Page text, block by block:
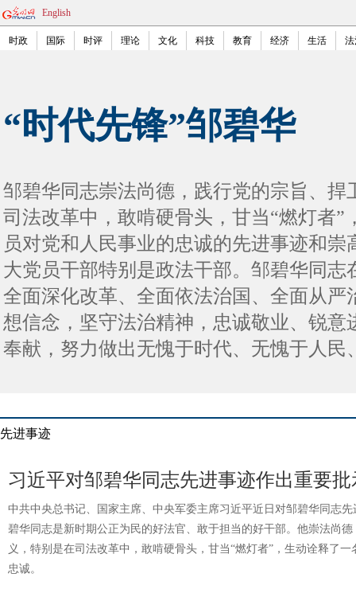
English
时政 国际 时评 理论 文化 科技 教育 经济 生活
“时代先锋”邹碧华
邹碧华同志崇法尚德，践行党的宗旨、捍
司法改革中，敢啃硬骨头，甘当“燃灯者”
员对党和人民事业的忠诚的先进事迹和崇
大党员干部特别是政法干部。邹碧华同志
全面深化改革、全面依法治国、全面从严
想信念，坚守法治精神，忠诚敬业、锐意
奉献，努力做出无愧于时代、无愧于人民
先进事迹
习近平对邹碧华同志先进事迹作出重要批
中共中央总书记、国家主席、中央军委主席习近平近日对邹碧华同志
碧华同志是新时期公正为民的好法官、敢于担当的好干部。他崇法尚
义，特别是在司法改革中，敢啃硬骨头，甘当“燃灯者”，生动诠释了
忠诚。